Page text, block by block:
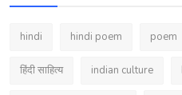
hindi hindi poem poem
हिंदी साहित्य indian culture